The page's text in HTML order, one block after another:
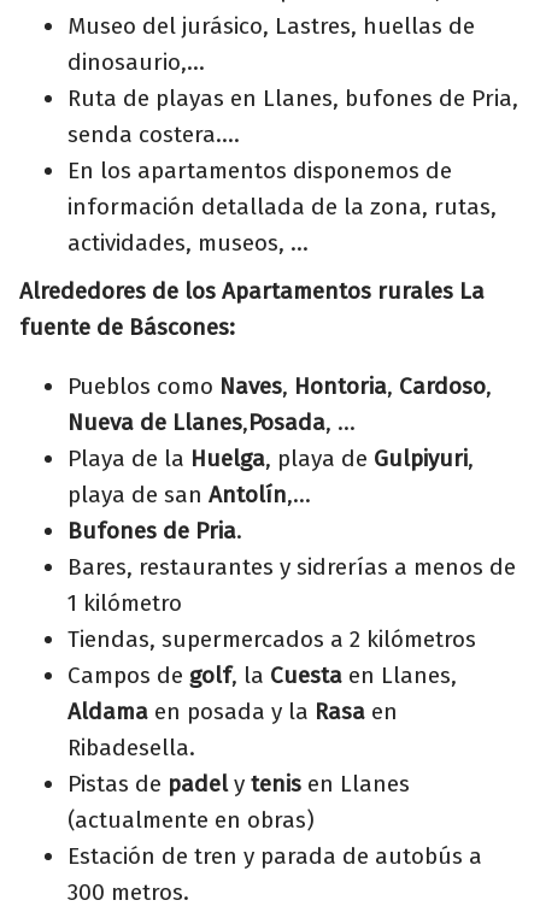
Museo del jurásico, Lastres, huellas de
dinosaurio,...
Ruta de playas en Llanes, bufones de Pria,
senda costera....
En los apartamentos disponemos de
información detallada de la zona, rutas,
actividades, museos, ...
Alrededores de los Apartamentos rurales La
fuente de Báscones:
Pueblos como Naves, Hontoria, Cardoso,
Nueva de Llanes,Posada, ...
Playa de la Huelga, playa de Gulpiyuri,
playa de san Antolín,...
Bufones de Pria.
Bares, restaurantes y sidrerías a menos de
1 kilómetro
Tiendas, supermercados a 2 kilómetros
Campos de golf, la Cuesta en Llanes,
Aldama en posada y la Rasa en
Ribadesella.
Pistas de padely tenis en Llanes
(actualmente en obras)
Estación de tren y parada de autobús a
300 metros.